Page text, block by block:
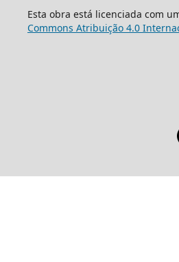
Esta obra está licenciada com
Commons Atribuição 4.0